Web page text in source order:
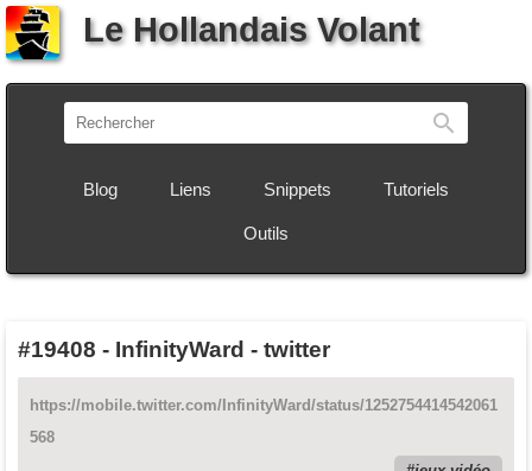
Le Hollandais Volant
Blog Liens Snippets Tutoriels
Outils
#19408 - InfinityWard - twitter
https://mobile.twitter.com/InfinityWard/status/1252754414542061
568